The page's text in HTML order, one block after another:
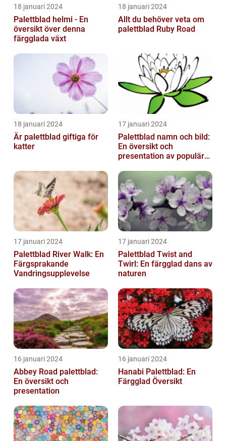
18 januari 2024
Palettblad helmi - En
översikt över denna
färgglada växt
18 januari 2024
Allt du behöver veta om
palettblad Ruby Road
18 januari 2024
Är palettblad giftiga för
katter
17 januari 2024
Palettblad namn och bild:
En översikt och
presentation av populära
17 januari 2024
Palettblad River Walk: En
Färgsprakande
Vandringsupplevelse
17 januari 2024
Palettblad Twist and
Twirl: En färgglad dans av
naturen
16 januari 2024
Abbey Road palettblad:
En översikt och
presentation
16 januari 2024
Hanabi Palettblad: En
Färgglad Översikt